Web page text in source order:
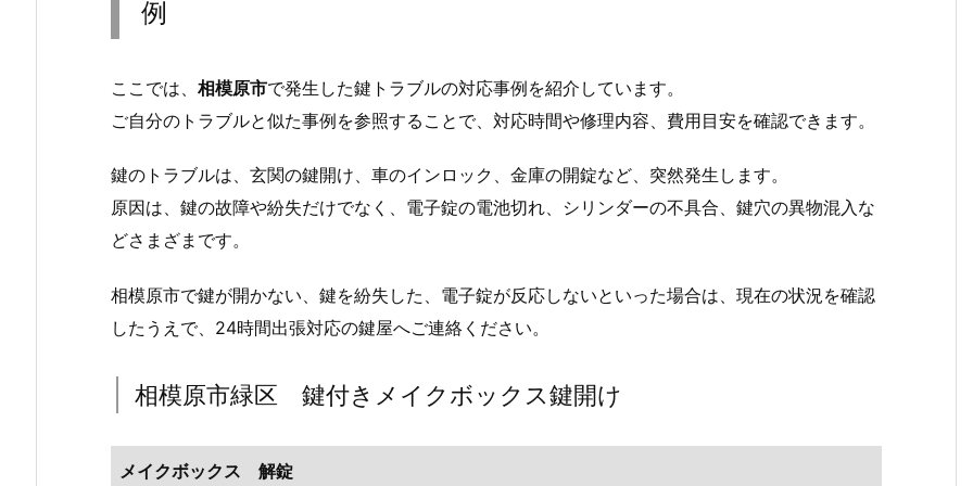
ラ
ル
お
で
は
り
ま
ん
2.
相
例
ここでは、 相模原市で発生した鍵トラブルの対応事例を紹介しています。
ご自分のトラブルと似た事例を参照することで、対応時間や修理内容、費用目安を確認できます。
鍵のトラブルは、玄関の鍵開け、車のインロック、金庫の開錠など、突然発生します。
原因は、鍵の故障や紛失だけでなく、電子錠の電池切れ、シリンダーの不具合、鍵穴の異物混入な
どさまざまです。
相模原市で鍵が開かない、鍵を紛失した、電子錠が反応しないといった場合は、現在の状況を確認
したうえで、24時間出張対応の鍵屋へご連絡ください。
相模原市緑区 鍵付きメイクボックス鍵開け
メイクボックス 解錠